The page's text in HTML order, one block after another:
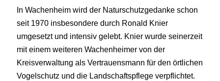
In Wachenheim wird der Naturschutzgedanke schon
seit 1970 insbesondere durch Ronald Knier
umgesetzt und intensiv gelebt. Knier wurde seinerzeit
mit einem weiteren Wachenheimer von der
Kreisverwaltung als Vertrauensmann für den örtlichen
Vogelschutz und die Landschaftspflege verpflichtet.